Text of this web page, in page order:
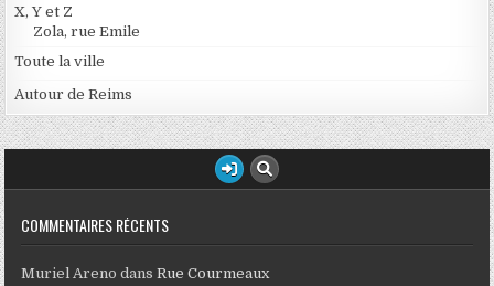
X, Y et Z
Zola, rue Emile
Toute la ville
Autour de Reims
COMMENTAIRES RÉCENTS
Muriel Areno dansRue Courmeaux